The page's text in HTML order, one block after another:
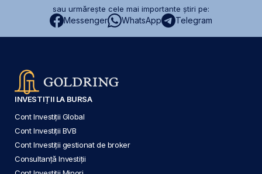
sau urmărește cele mai importante știri pe:
Messenger WhatsApp Telegram
INVESTIȚII LA BURSA
Cont Investiții Global
Cont Investiții BVB
Cont Investiții gestionat de broker
Consultanță Investiții